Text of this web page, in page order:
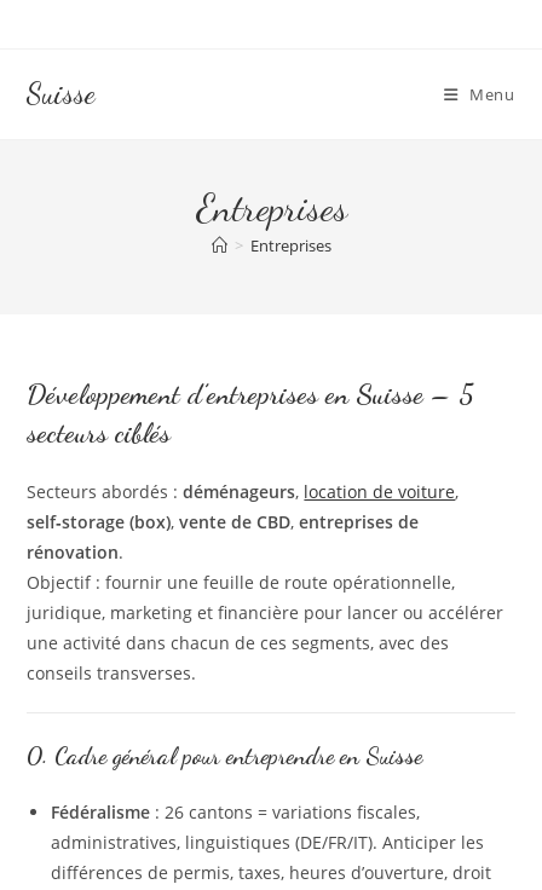
Suisse Menu
Entreprises
> Entreprises
Développement d’entreprises en Suisse – 5
secteurs ciblés
Secteurs abordés :déménageurs, location de voiture,
self‑storage (box),vente de CBD,entreprises de
rénovation.
Objectif : fournir une feuille de route opérationnelle,
juridique, marketing et financière pour lancer ou accélérer
une activité dans chacun de ces segments, avec des
conseils transverses.
0. Cadre général pour entreprendre en Suisse
Fédéralisme : 26 cantons = variations fiscales,
administratives, linguistiques (DE/FR/IT). Anticiper les
différences de permis, taxes, heures d’ouverture, droit